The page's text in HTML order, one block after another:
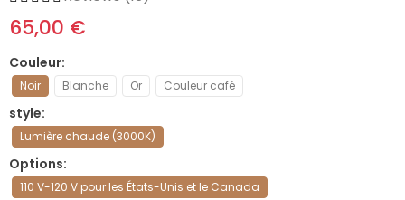
65,00 €
Couleur
Noir Blanche Or Couleur café
style
Lumière chaude (3000K)
Options
110 V-120 V pour les États-Unis et le Canada